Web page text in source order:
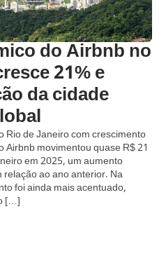
do Airbnb no
21% e
da cidade
Rio de Janeiro com crescimento
Airbnb movimentou quase R$ 21
em 2025, um aumento
ao ano anterior. Na
foi ainda mais acentuado,
[…]